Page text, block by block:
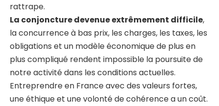
rattrape.
La conjoncture devenue extrêmement difficile,
la concurrence à bas prix, les charges, les taxes, les
obligations et un modèle économique de plus en
plus compliqué rendent impossible la poursuite de
notre activité dans les conditions actuelles.
Entreprendre en France avec des valeurs fortes,
une éthique et une volonté de cohérence a un coût.